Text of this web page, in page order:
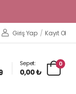
Giriş Yap / Kayıt Ol
Sepet:
0,00 ₺
0